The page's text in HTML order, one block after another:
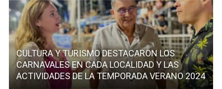
CULTURA Y TURISMO DESTACARON LOS
CARNAVALES EN CADA LOCALIDAD Y LAS
ACTIVIDADES DE LA TEMPORADA VERANO 2024